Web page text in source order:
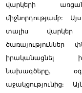
վարկերի
միջնորդությամբ:
տալիս
ծառայություններ
իրականացնել
նախագծերը,
աջակցությունից: